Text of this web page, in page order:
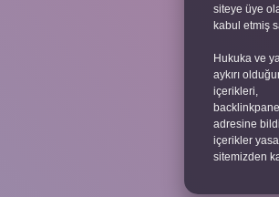
siteye üye
kabul etmiş
Hukuka ve
aykırı
içerikleri,
adresine
içerikler
sitemizden